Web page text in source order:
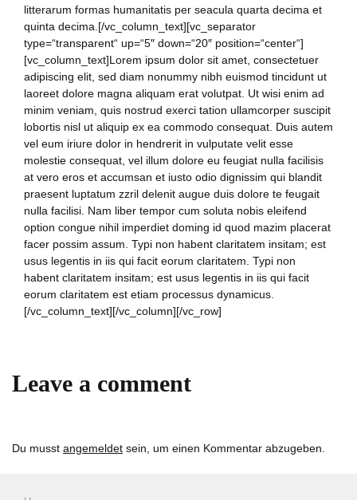
litterarum formas humanitatis per seacula quarta decima et
quinta decima.[/vc_column_text][vc_separator
type=“transparent“ up=“5″ down=“20″ position=“center“]
[vc_column_text]Lorem ipsum dolor sit amet, consectetuer
adipiscing elit, sed diam nonummy nibh euismod tincidunt ut
laoreet dolore magna aliquam erat volutpat. Ut wisi enim ad
minim veniam, quis nostrud exerci tation ullamcorper suscipit
lobortis nisl ut aliquip ex ea commodo consequat. Duis autem
vel eum iriure dolor in hendrerit in vulputate velit esse
molestie consequat, vel illum dolore eu feugiat nulla facilisis
at vero eros et accumsan et iusto odio dignissim qui blandit
praesent luptatum zzril delenit augue duis dolore te feugait
nulla facilisi. Nam liber tempor cum soluta nobis eleifend
option congue nihil imperdiet doming id quod mazim placerat
facer possim assum. Typi non habent claritatem insitam; est
usus legentis in iis qui facit eorum claritatem. Typi non
habent claritatem insitam; est usus legentis in iis qui facit
eorum claritatem est etiam processus dynamicus.
[/vc_column_text][/vc_column][/vc_row]
Leave a comment
Du musst angemeldet sein, um einen Kommentar abzugeben.